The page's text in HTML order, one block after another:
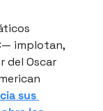
del Oscar
sus